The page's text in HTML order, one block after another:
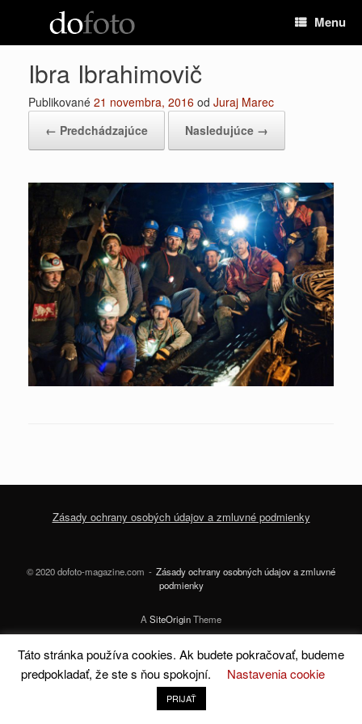
Menu
Ibra Ibrahimovič
Publikované 21 novembra, 2016 od Juraj Marec
← Predchádzajúce
Nasledujúce →
Zásady ochrany osobých údajov a zmluvné podmienky
© 2020 dofoto-magazine.com
Zásady ochrany osobných údajov a zmluvné
podmienky
A SiteOriginTheme
Táto stránka používa cookies. Ak budete pokračovať, budeme
predpokladať, že ste s ňou spokojní.
Nastavenia cookie
PRIJAŤ